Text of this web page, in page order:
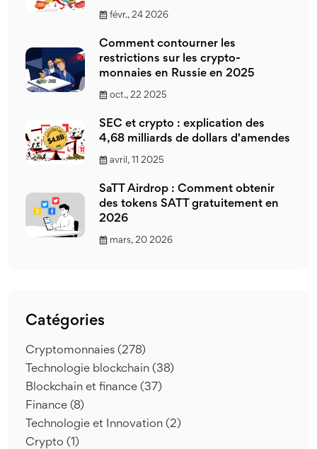
févr., 24 2026
Comment contourner les
restrictions sur les crypto-
monnaies en Russie en 2025
oct., 22 2025
SEC et crypto : explication des
4,68 milliards de dollars d'amendes
avril, 11 2025
SaTT Airdrop : Comment obtenir
des tokens SATT gratuitement en
2026
mars, 20 2026
Catégories
Cryptomonnaies (278)
Technologie blockchain (38)
Blockchain et finance (37)
Finance (8)
Technologie et Innovation (2)
Crypto (1)